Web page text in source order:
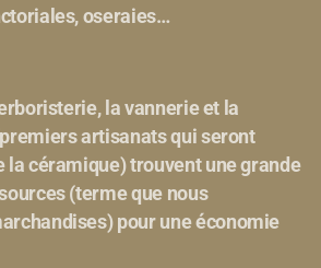
oseraies…
la vannerie et la
artisanats qui seront
la céramique) trouvent une grande
(terme que nous
pour une économie